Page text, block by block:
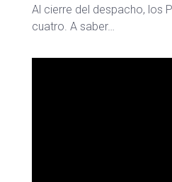
Al cierre del despacho, los
cuatro. A saber…